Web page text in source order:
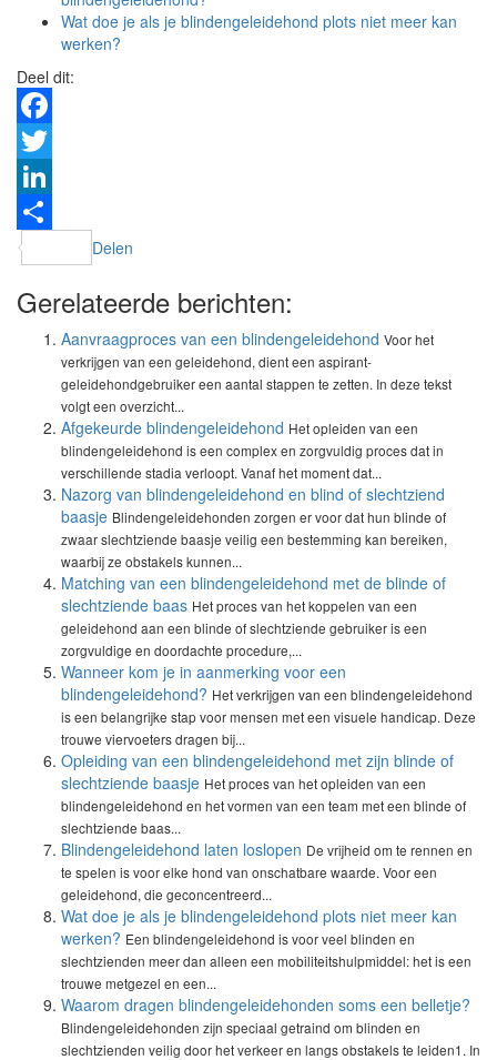
Wat doe je als je blindengeleidehond plots niet meer kan
werken?
Deel dit:
Facebook
Twitter
LinkedIn
Delen
Gerelateerde berichten:
Aanvraagproces van een blindengeleidehond Voor het
verkrijgen van een geleidehond, dient een aspirant-
geleidehondgebruiker een aantal stappen te zetten. In deze tekst
volgt een overzicht...
Afgekeurde blindengeleidehond Het opleiden van een
blindengeleidehond is een complex en zorgvuldig proces dat in
verschillende stadia verloopt. Vanaf het moment dat...
Nazorg van blindengeleidehond en blind of slechtziend
baasje Blindengeleidehonden zorgen er voor dat hun blinde of
zwaar slechtziende baasje veilig een bestemming kan bereiken,
waarbij ze obstakels kunnen...
Matching van een blindengeleidehond met de blinde of
slechtziende baas Het proces van het koppelen van een
geleidehond aan een blinde of slechtziende gebruiker is een
zorgvuldige en doordachte procedure,...
Wanneer kom je in aanmerking voor een
blindengeleidehond? Het verkrijgen van een blindengeleidehond
is een belangrijke stap voor mensen met een visuele handicap. Deze
trouwe viervoeters dragen bij...
Opleiding van een blindengeleidehond met zijn blinde of
slechtziende baasje Het proces van het opleiden van een
blindengeleidehond en het vormen van een team met een blinde of
slechtziende baas...
Blindengeleidehond laten loslopen De vrijheid om te rennen en
te spelen is voor elke hond van onschatbare waarde. Voor een
geleidehond, die geconcentreerd...
Wat doe je als je blindengeleidehond plots niet meer kan
werken? Een blindengeleidehond is voor veel blinden en
slechtzienden meer dan alleen een mobiliteitshulpmiddel: het is een
trouwe metgezel en een...
Waarom dragen blindengeleidehonden soms een belletje?
Blindengeleidehonden zijn speciaal getraind om blinden en
slechtzienden veilig door het verkeer en langs obstakels te leiden1. In